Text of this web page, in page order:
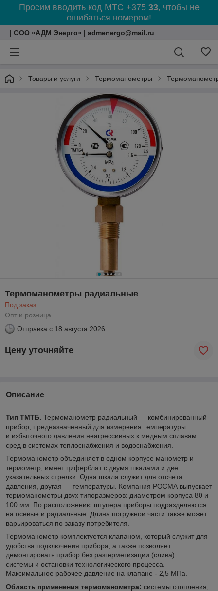
Просим вводить код МТС +375 33, чтобы не
ошибаться номером!
| ООО «АДМ Энерго» | admenergo@mail.ru
Товары и услуги Термоманометры
Термоманометры радиальные
Под заказ
Опт и розница
Отправка с 18 августа 2026
Цену уточняйте
Описание
Тип ТМТБ. Термоманометр радиальный — комбинированный
прибор, предназначенный для измерения температуры
и избыточного давления неагрессивных к медным сплавам
сред в системах теплоснабжения и водоснабжения.
Термоманометр объединяет в одном корпусе манометр и
термометр, имеет циферблат с двумя шкалами и две
указательных стрелки. Одна шкала служит для отсчета
давления, другая — температуры. Компания РОСМА выпускает
термоманометры двух типоразмеров: диаметром корпуса 80 и
100 мм. По расположению штуцера приборы подразделяются
на осевые и радиальные. Длина погружной части также может
варьироваться по заказу потребителя.
Термоманометр комплектуется клапаном, который служит для
удобства подключения прибора, а также позволяет
демонтировать прибор без разгерметизации (слива)
системы и остановки технологического процесса.
Максимальное рабочее давление на клапане - 2,5 МПа.
Область применения термоманометра: системы отопления,